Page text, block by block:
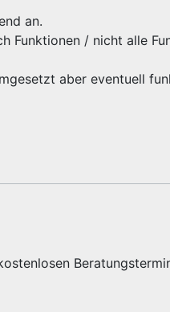
an.
Funktionen / nicht alle
aber eventuell